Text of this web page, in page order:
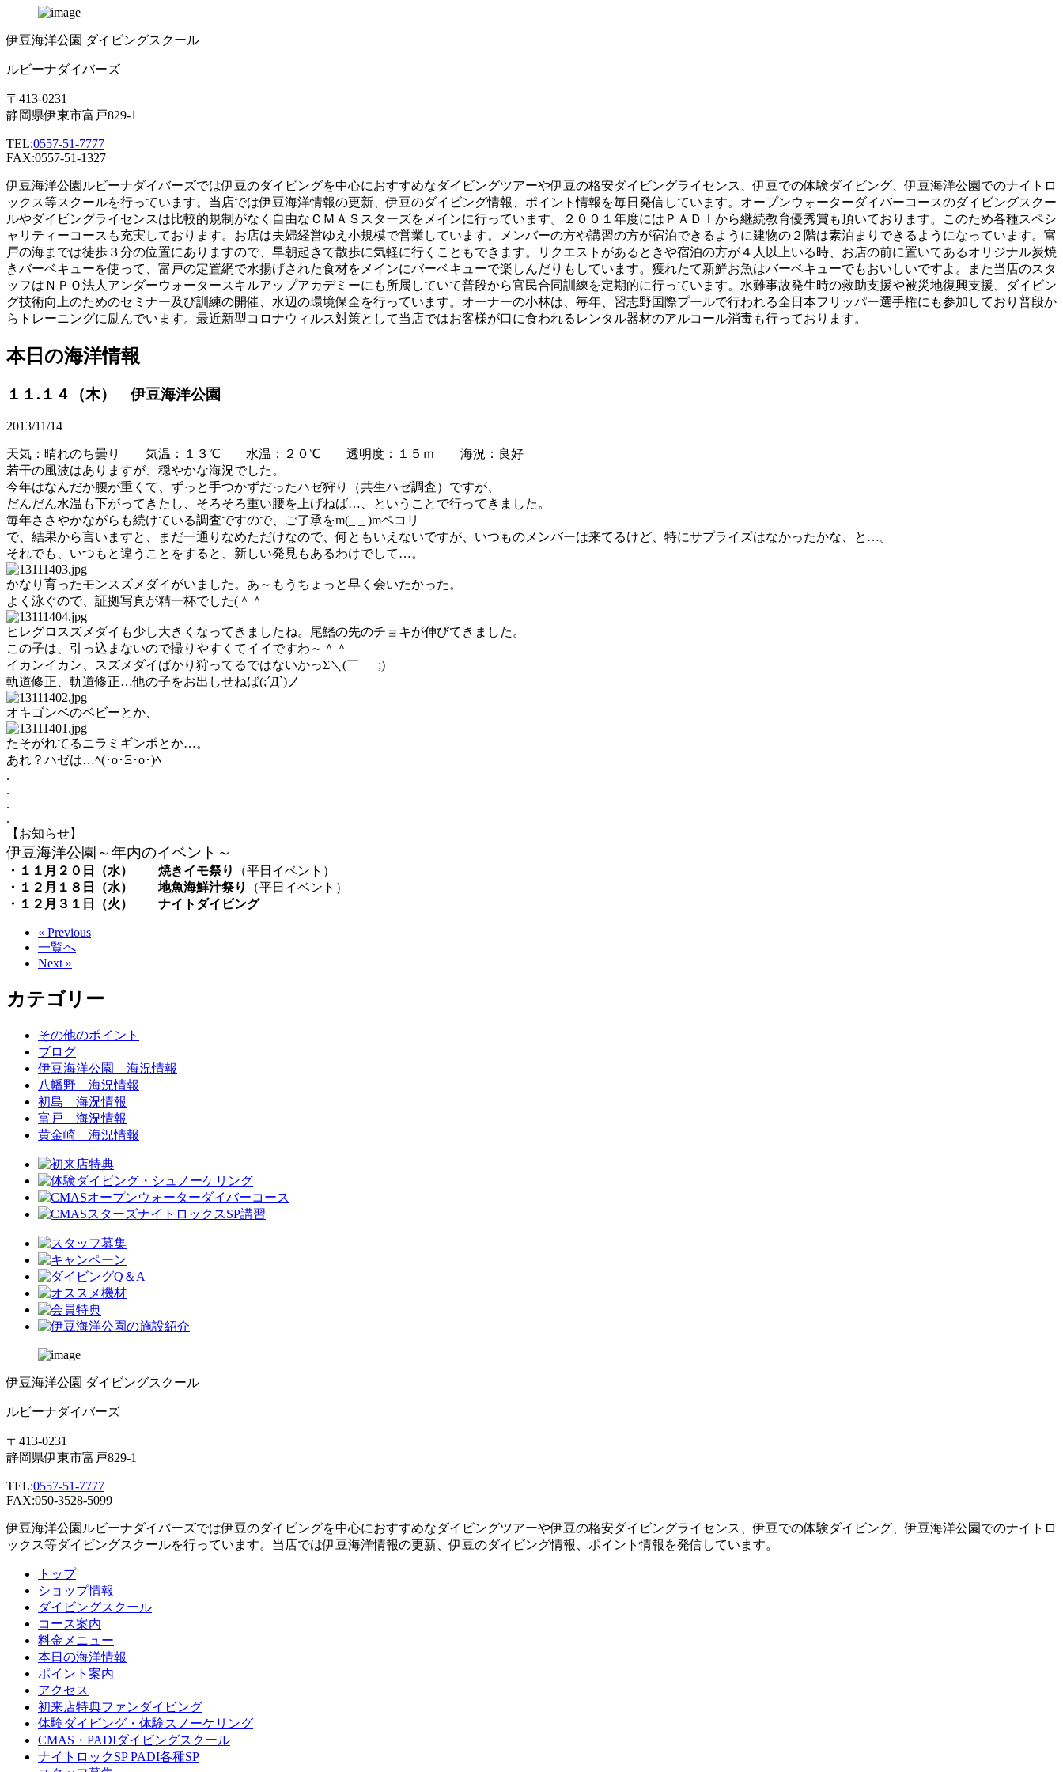
伊豆海洋公園 ダイビングスクール
ルビーナダイバーズ
〒413-0231
静岡県伊東市富戸829-1
TEL:0557-51-7777
FAX:0557-51-1327
伊豆海洋公園ルビーナダイバーズでは伊豆のダイビングを中心におすすめなダイビングツアーや伊豆の格安ダイビングライセンス、伊豆での体験ダイビング、伊豆海洋公園でのナイトロ
ックス等スクールを行っています。当店では伊豆海洋情報の更新、伊豆のダイビング情報、ポイント情報を毎日発信しています。オープンウォーターダイバーコースのダイビングスクー
ルやダイビングライセンスは比較的規制がなく自由なＣＭＡＳスターズをメインに行っています。２００１年度にはＰＡＤＩから継続教育優秀賞も頂いております。このため各種スペシ
ャリティーコースも充実しております。お店は夫婦経営ゆえ小規模で営業しています。メンバーの方や講習の方が宿泊できるように建物の２階は素泊まりできるようになっています。富
戸の海までは徒歩３分の位置にありますので、早朝起きて散歩に気軽に行くこともできます。リクエストがあるときや宿泊の方が４人以上いる時、お店の前に置いてあるオリジナル炭焼
きバーベキューを使って、富戸の定置網で水揚げされた食材をメインにバーベキューで楽しんだりもしています。獲れたて新鮮お魚はバーベキューでもおいしいですよ。また当店のスタ
ッフはＮＰＯ法人アンダーウォータースキルアップアカデミーにも所属していて普段から官民合同訓練を定期的に行っています。水難事故発生時の救助支援や被災地復興支援、ダイビン
グ技術向上のためのセミナー及び訓練の開催、水辺の環境保全を行っています。オーナーの小林は、毎年、習志野国際プールで行われる全日本フリッパー選手権にも参加しており普段か
らトレーニングに励んでいます。最近新型コロナウィルス対策として当店ではお客様が口に食われるレンタル器材のアルコール消毒も行っております。
本日の海洋情報
１１.１４（木） 伊豆海洋公園
2013/11/14
天気：晴れのち曇り 気温：１３℃ 水温：２０℃ 透明度：１５ｍ 海況：良好
若干の風波はありますが、穏やかな海況でした。
今年はなんだか腰が重くて、ずっと手つかずだったハゼ狩り（共生ハゼ調査）ですが、
だんだん水温も下がってきたし、そろそろ重い腰を上げねば…、ということで行ってきました。
毎年ささやかながらも続けている調査ですので、ご了承をm(_ _ )mペコリ
で、結果から言いますと、まだ一通りなめただけなので、何ともいえないですが、いつものメンバーは来てるけど、特にサプライズはなかったかな、と…。
それでも、いつもと違うことをすると、新しい発見もあるわけでして…。
かなり育ったモンスズメダイがいました。あ～もうちょっと早く会いたかった。
よく泳ぐので、証拠写真が精一杯でした(＾＾ゞ
ヒレグロスズメダイも少し大きくなってきましたね。尾鰭の先のチョキが伸びてきました。
この子は、引っ込まないので撮りやすくてイイですわ～＾＾
イカンイカン、スズメダイばかり狩ってるではないかっΣ＼(￣ｰ￣;)
軌道修正、軌道修正…他の子をお出しせねば(;´Д`)ノ
オキゴンベのベビーとか、
たそがれてるニラミギンポとか…。
あれ？ハゼは…ﾍ(･o･Ξ･o･)ﾍ
.
.
.
.
【お知らせ】
伊豆海洋公園～年内のイベント～
・１１月２０日（水） 焼きイモ祭り
（平日イベント）
・１２月１８日（水）
地魚海鮮汁祭り
（平日イベント）
・１２月３１日（火）
ナイトダイビング
« Previous
一覧へ
Next »
カテゴリー
その他のポイント
ブログ
伊豆海洋公園 海況情報
八幡野 海況情報
初島 海況情報
富戸 海況情報
黄金崎 海況情報
伊豆海洋公園 ダイビングスクール
ルビーナダイバーズ
〒413-0231
静岡県伊東市富戸829-1
TEL:0557-51-7777
FAX:050-3528-5099
伊豆海洋公園ルビーナダイバーズでは伊豆のダイビングを中心におすすめなダイビングツアーや伊豆の格安ダイビングライセンス、伊豆での体験ダイビング、伊豆海洋公園でのナイトロ
ックス等ダイビングスクールを行っています。当店では伊豆海洋情報の更新、伊豆のダイビング情報、ポイント情報を発信しています。
トップ
ショップ情報
ダイビングスクール
コース案内
料金メニュー
本日の海洋情報
ポイント案内
アクセス
初来店特典ファンダイビング
体験ダイビング・体験スノーケリング
CMAS・PADIダイビングスクール
ナイトロックSP PADI各種SP